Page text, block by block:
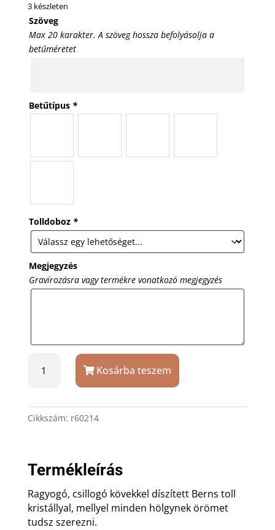
3 készleten
Szöveg
Max 20 karakter. A szöveg hossza befolyásolja a
betűméretet
Betűtípus *
Tolldoboz *
Megjegyzés
Gravírozásra vagy termékre vonatkozó megjegyzés
Berns
kristállyal
Kosárba teszem
Cikkszám: r60214
Termékleírás
Ragyogó, csillogó kövekkel díszített Berns toll
kristállyal, mellyel minden hölgynek örömet
tudsz szerezni.